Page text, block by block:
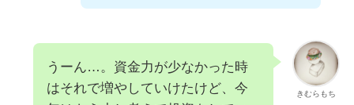
きむらもち
うーん…。資金力が少なかった時
はそれで増やしていけたけど、今